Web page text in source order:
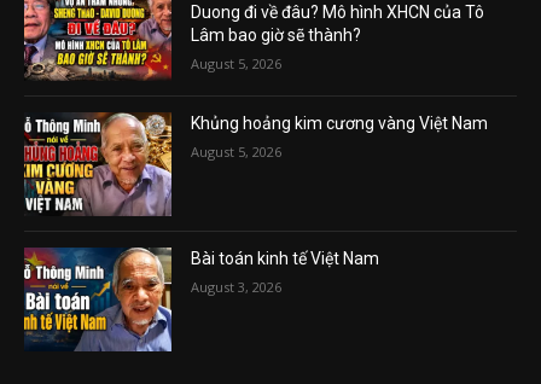
Duong đi về đâu? Mô hình XHCN của Tô
Lâm bao giờ sẽ thành?
August 5, 2026
Khủng hoảng kim cương vàng Việt Nam
August 5, 2026
Bài toán kinh tế Việt Nam
August 3, 2026